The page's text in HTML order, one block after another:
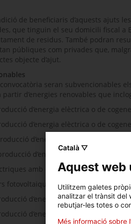
de beneficiaris d’aquests ajuts
que tinguin el seu domicili fiscal a
de residus. També podran
públiques com privades que,
objecte d’ajut.
convocatòria seran subvencionables
d’energies renovables que
d’energia elèctrica o de
d’energia elèctrica o de
d’energia elèctrica o de
d’energia elèctrica a partir
amb emmagatzematge
fotovoltaiques amb
d’energia tèrmica:
d’energia tèrmica a partir de
Català ▽
Aquest
Utilitzem galetes
analitzar el trànsit del
rebutjar-les totes o
Més informació sobre